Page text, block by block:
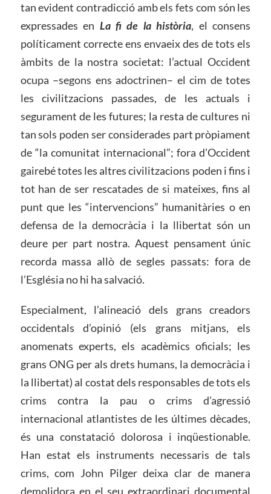
tan evident contradicció amb els fets com són les
expressades en La fi de la història, el consens
políticament correcte ens envaeix des de tots els
àmbits de la nostra societat: l’actual Occident
ocupa –segons ens adoctrinen– el cim de totes
les civilitzacions passades, de les actuals i
segurament de les futures; la resta de cultures ni
tan sols poden ser considerades part pròpiament
de “la comunitat internacional”; fora d’Occident
gairebé totes les altres civilitzacions poden i fins i
tot han de ser rescatades de si mateixes, fins al
punt que les “intervencions” humanitàries o en
defensa de la democràcia i la llibertat són un
deure per part nostra. Aquest pensament únic
recorda massa allò de segles passats: fora de
l’Església no hi ha salvació.
Especialment, l’alineació dels grans creadors
occidentals d’opinió (els grans mitjans, els
anomenats experts, els acadèmics oficials; les
grans ONG per als drets humans, la democràcia i
la llibertat) al costat dels responsables de tots els
crims contra la pau o crims d’agressió
internacional atlantistes de les últimes dècades,
és una constatació dolorosa i inqüestionable.
Han estat els instruments necessaris de tals
crims, com John Pilger deixa clar de manera
demolidora en el seu extraordinari documental